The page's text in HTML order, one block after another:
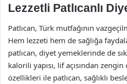
Lezzetli Patlıcanlı
Patlıcan, Türk mutfağının
Hem lezzeti hem de sağlığa
patlıcan, diyet yemeklerinde de
kalorili yapısı, lif açısından
özellikleri ile patlıcan, sağlıklı